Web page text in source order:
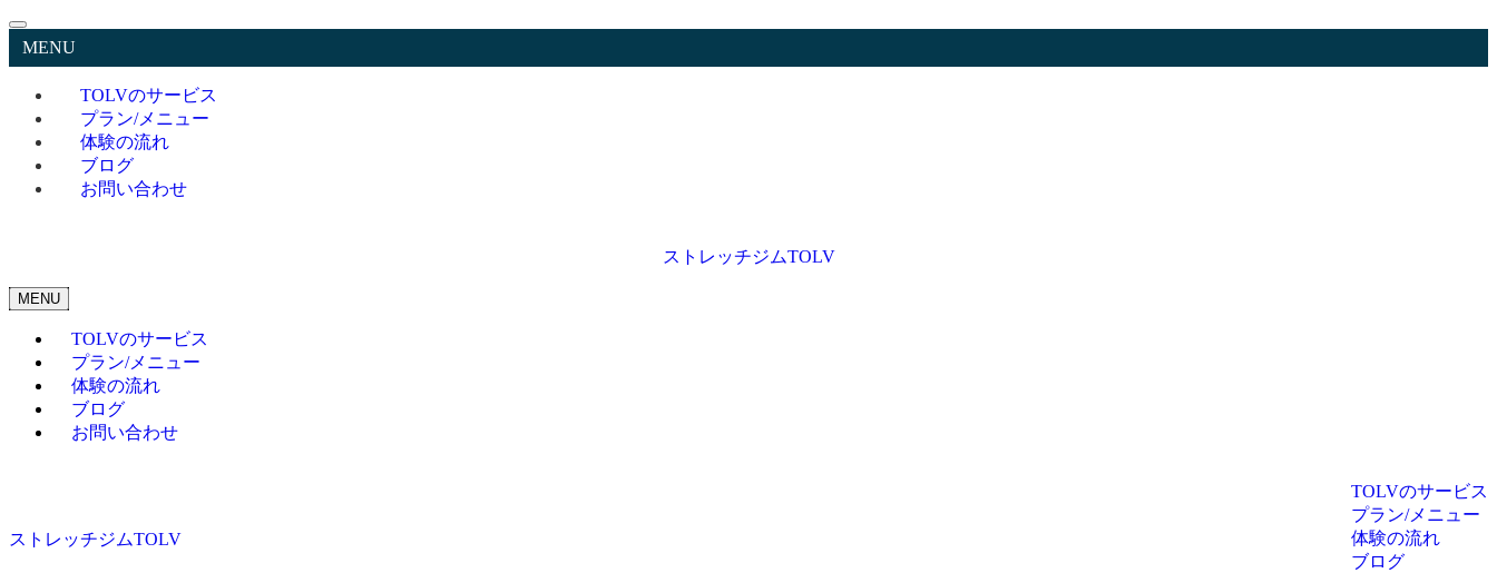
MENU
TOLVのサービス
プラン/メニュー
体験の流れ
ブログ
お問い合わせ
ストレッチジムTOLV
TOLVのサービス
プラン/メニュー
体験の流れ
ブログ
お問い合わせ
MENU
ストレッチジムTOLV
TOLVのサービス
プラン/メニュー
体験の流れ
ブログ